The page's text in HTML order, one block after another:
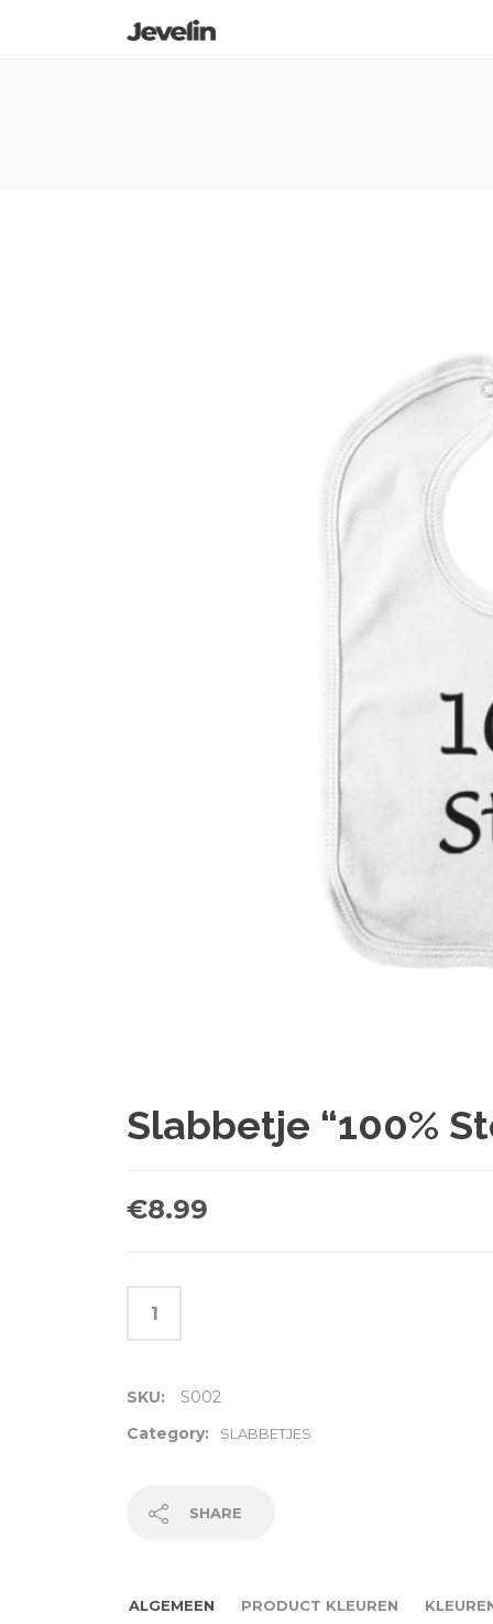
Slabbetje “100%
€8.99
SKU:
S002
Category:
SLABBETJES
SHARE
ALGEMEEN PRODUCT KLEUREN